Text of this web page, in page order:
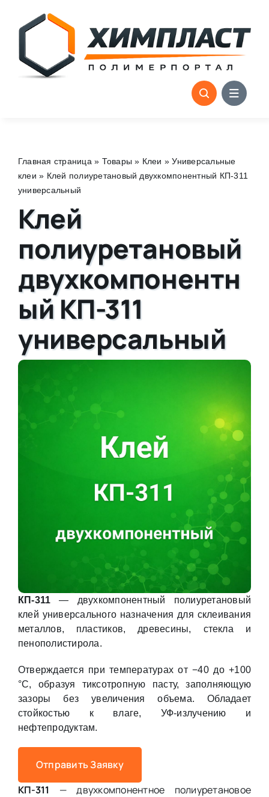
content
Главная страница » Товары » Клеи »Универсальные
клеи » Клей полиуретановый двухкомпонентный КП-311
универсальный
Клей
полиуретановый
двухкомпонентн
ый КП-311
универсальный
КП-311 — двухкомпонентный полиуретановый
клей универсального назначения для склеивания
металлов, пластиков, древесины, стекла и
пенополистирола.
Отверждается при температурах от −40 до +100
°С, образуя тиксотропную пасту, заполняющую
зазоры без увеличения объема. Обладает
стойкостью к влаге, УФ-излучению и
нефтепродуктам.
Отправить Заявку
КП-311
— двухкомпонентное полиуретановое